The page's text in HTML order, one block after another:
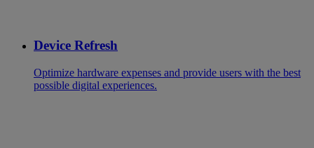
Device Refresh
Optimize hardware expenses and provide users with the best
possible digital experiences.